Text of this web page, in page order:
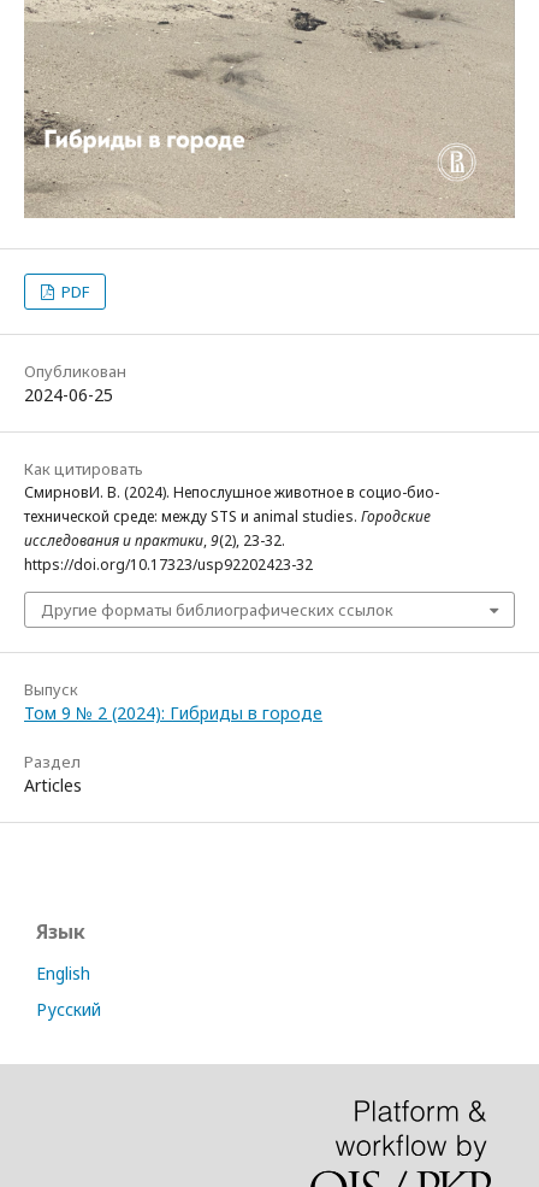
PDF
Опубликован
2024-06-25
Как цитировать
СмирновИ. В. (2024). Непослушное животное в социо-био-
технической среде: между STS и animal studies. Городские
исследования и практики,9(2), 23-32.
https://doi.org/10.17323/usp92202423-32
Другие форматы библиографических ссылок
Выпуск
Том 9 № 2 (2024): Гибриды в городе
Раздел
Articles
Язык
English
Русский